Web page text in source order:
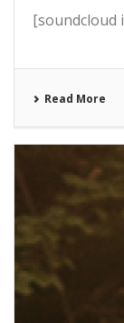
[soundcloud
Read More